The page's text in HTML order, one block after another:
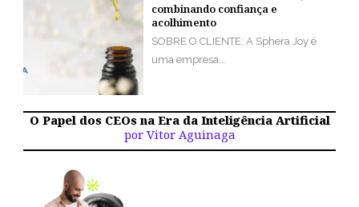
combinando confiança e
acolhimento
SOBRE O CLIENTE: A Sphera Joy é
uma empresa...
O Papel dos CEOs na Era da Inteligência Artificial
por Vitor Aguinaga